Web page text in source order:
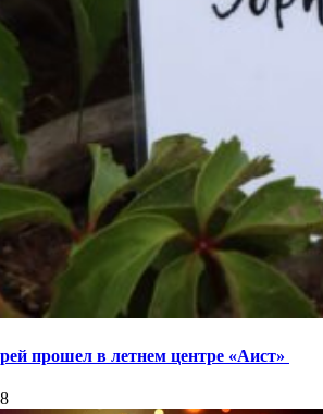
прошел в летнем центре «Аист»